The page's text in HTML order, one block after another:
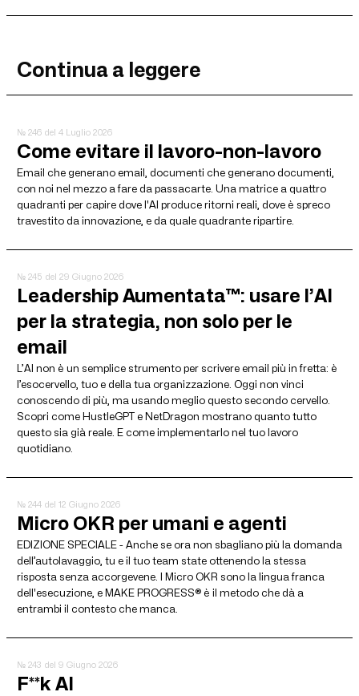
Continua a leggere
№ 246 del 4 Luglio 2026
Come evitare il lavoro-non-lavoro
Email che generano email, documenti che generano documenti,
con noi nel mezzo a fare da passacarte. Una matrice a quattro
quadranti per capire dove l'AI produce ritorni reali, dove è spreco
travestito da innovazione, e da quale quadrante ripartire.
№ 245 del 29 Giugno 2026
Leadership Aumentata™: usare l’AI
per la strategia, non solo per le
email
L’AI non è un semplice strumento per scrivere email più in fretta: è
l’esocervello, tuo e della tua organizzazione. Oggi non vinci
conoscendo di più, ma usando meglio questo secondo cervello.
Scopri come HustleGPT e NetDragon mostrano quanto tutto
questo sia già reale. E come implementarlo nel tuo lavoro
quotidiano.
№ 244 del 12 Giugno 2026
Micro OKR per umani e agenti
EDIZIONE SPECIALE - Anche se ora non sbagliano più la domanda
dell’autolavaggio, tu e il tuo team state ottenendo la stessa
risposta senza accorgevene. I Micro OKR sono la lingua franca
dell'esecuzione, e MAKE PROGRESS® è il metodo che dà a
entrambi il contesto che manca.
№ 243 del 9 Giugno 2026
F**k AI